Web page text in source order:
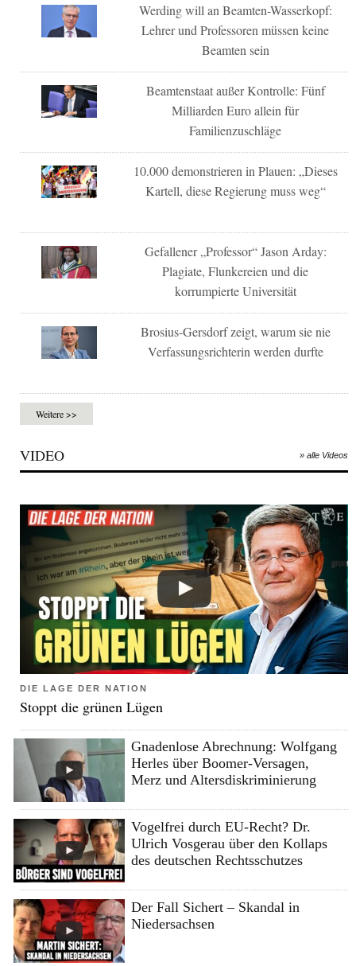
Werding will an Beamten-Wasserkopf:
Lehrer und Professoren müssen keine
Beamten sein
Beamtenstaat außer Kontrolle: Fünf
Milliarden Euro allein für
Familienzuschläge
10.000 demonstrieren in Plauen: „Dieses
Kartell, diese Regierung muss weg“
Gefallener „Professor“ Jason Arday:
Plagiate, Flunkereien und die
korrumpierte Universität
Brosius-Gersdorf zeigt, warum sie nie
Verfassungsrichterin werden durfte
Weitere >>
VIDEO » alle Videos
DIE LAGE DER NATION
Stoppt die grünen Lügen
Gnadenlose Abrechnung: Wolfgang
Herles über Boomer-Versagen,
Merz und Altersdiskriminierung
Vogelfrei durch EU-Recht? Dr.
Ulrich Vosgerau über den Kollaps
des deutschen Rechtsschutzes
Der Fall Sichert – Skandal in
Niedersachsen